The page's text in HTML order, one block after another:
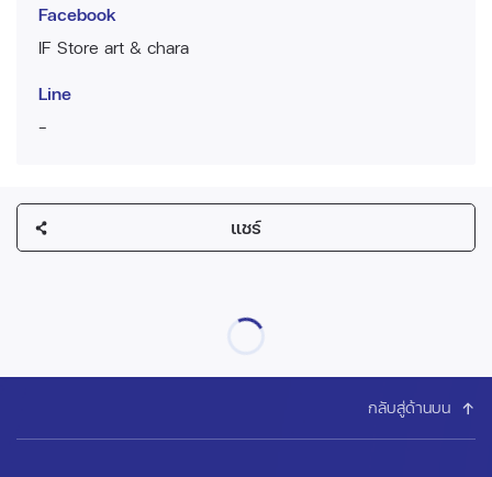
Facebook
IF Store art & chara
Line
-
แชร์
กลับสู่ด้านบน